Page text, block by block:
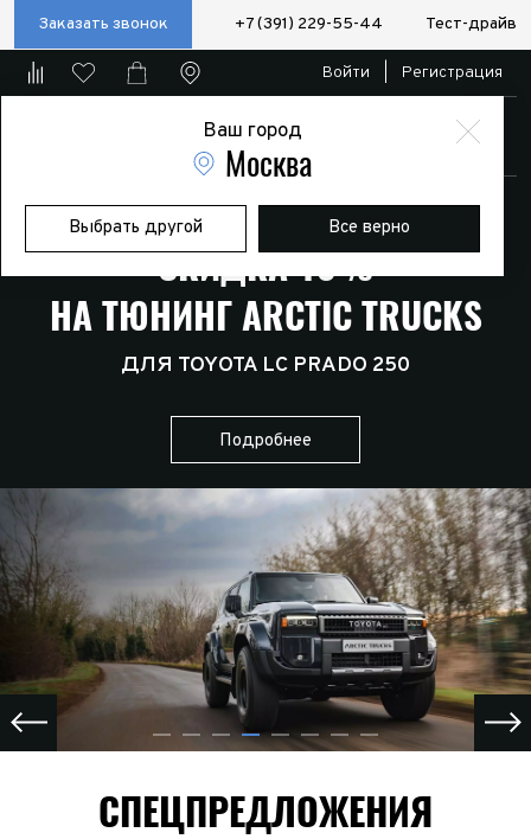
Заказать звонок +7 (391) 229-55-44 Тест-драйв
Ваш город
Москва
Выбрать другой Все верно
Войти Регистрация
НОВАЯ МОДЕЛЬ ARCTIC TRUCKS
СКИДКА 10%
НА ТЮНИНГ ARCTIC TRUCKS
ДЛЯ TOYOTA LC PRADO 250
Подробнее
СПЕЦПРЕДЛОЖЕНИЯ